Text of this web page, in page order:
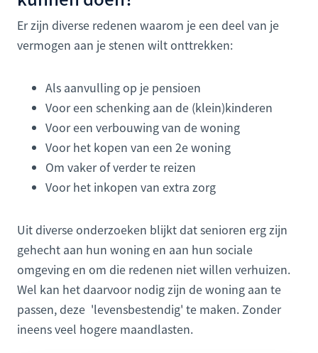
Er zijn diverse redenen waarom je een deel van je
vermogen aan je stenen wilt onttrekken:
Als aanvulling op je pensioen
Voor een schenking aan de (klein)kinderen
Voor een verbouwing van de woning
Voor het kopen van een 2e woning
Om vaker of verder te reizen
Voor het inkopen van extra zorg
Uit diverse onderzoeken blijkt dat senioren erg zijn
gehecht aan hun woning en aan hun sociale
omgeving en om die redenen niet willen verhuizen.
Wel kan het daarvoor nodig zijn de woning aan te
passen, deze 'levensbestendig' te maken. Zonder
ineens veel hogere maandlasten.